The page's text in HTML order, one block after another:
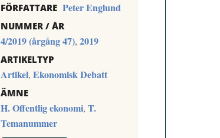
FÖRFATTARE Peter Englund
NUMMER / ÅR
4/2019 (årgång 47), 2019
ARTIKELTYP
Artikel, Ekonomisk Debatt
ÄMNE
H. Offentlig ekonomi, T.
Temanummer